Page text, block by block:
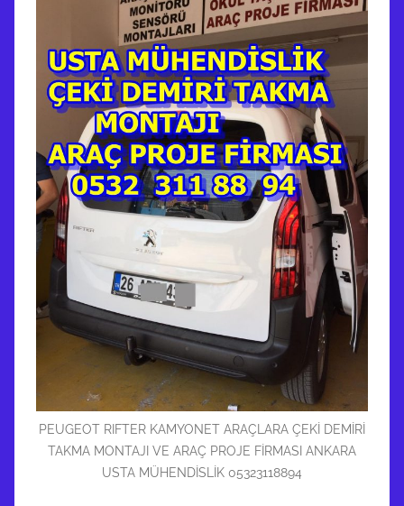
PEUGEOT RIFTER KAMYONET ARAÇLARA ÇEKİ DEMİRİ
TAKMA MONTAJI VE ARAÇ PROJE FİRMASI ANKARA
USTA MÜHENDİSLİK 05323118894